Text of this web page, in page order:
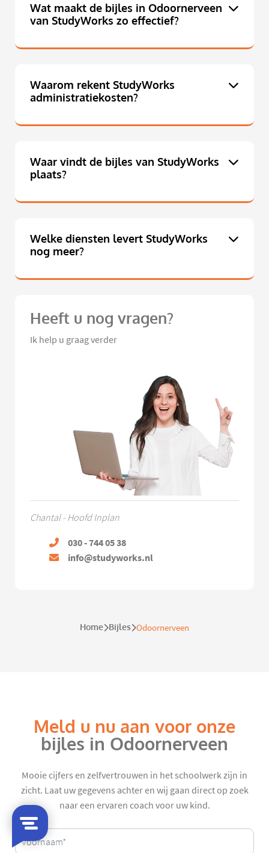
Wat maakt de bijles in Odoornerveen
van StudyWorks zo effectief?
Waarom rekent StudyWorks
administratiekosten?
Waar vindt de bijles van StudyWorks
plaats?
Welke diensten levert StudyWorks
nog meer?
Heeft u nog vragen?
Ik help u graag verder
Chantal - Hoofd Inplan
030 - 744 05 38
info@studyworks.nl
Home Bijles Odoornerveen
Meld u nu aan voor onze
bijles in Odoornerveen
Mooie cijfers en zelfvertrouwen in het schoolwerk zijn in
zicht. Laat uw gegevens achter en wij gaan direct op zoek
naar een ervaren coach voor uw kind.